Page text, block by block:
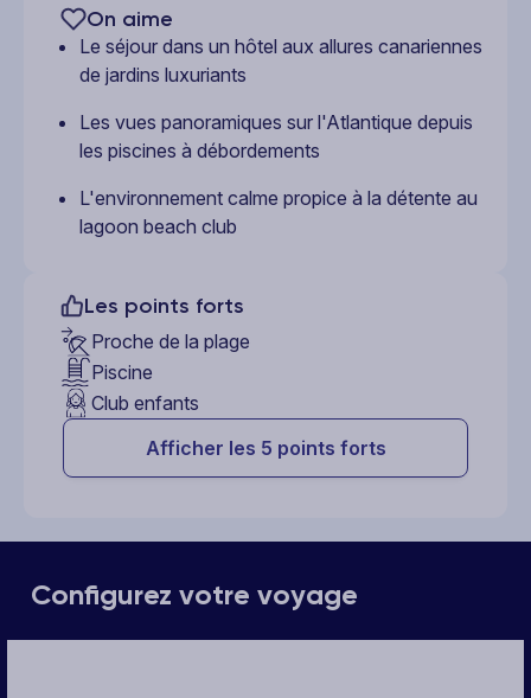
On aime
Le séjour dans un hôtel aux allures canariennes
de jardins luxuriants
Les vues panoramiques sur l'Atlantique depuis
les piscines à débordements
L'environnement calme propice à la détente au
lagoon beach club
Les points forts
Proche de la plage
Piscine
Club enfants
Afficher les 5 points forts
Configurez votre voyage